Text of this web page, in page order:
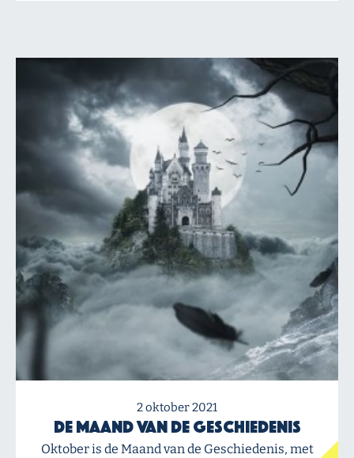
2 oktober 2021
De Maand van de Geschiedenis
Oktober is de Maand van de Geschiedenis, met